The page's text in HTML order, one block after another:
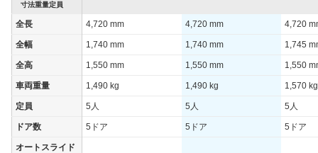
寸法重量定員
全長 4,720 mm 4,720 mm 4,720
全幅 1,740 mm 1,740 mm 1,745
全高 1,550 mm 1,550 mm 1,550
車両重量 1,490 kg 1,490 kg 1,570 kg
定員 5人 5人 5人
ドア数 5ドア 5ドア 5ドア
オートスライド